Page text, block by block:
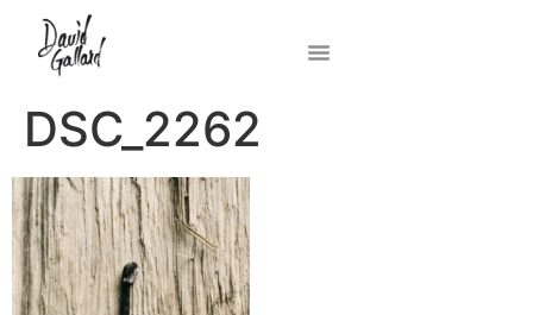
DSC_2262